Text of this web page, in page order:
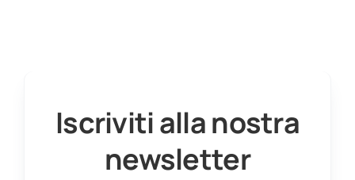
Iscriviti alla nostra
newsletter